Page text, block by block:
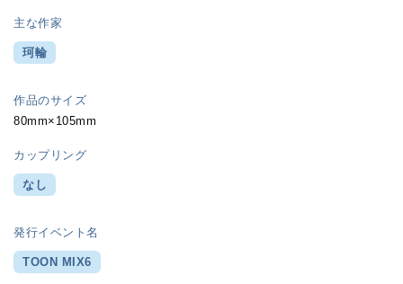
主な作家
珂輪
作品のサイズ
80mm×105mm
カップリング
なし
発行イベント名
TOON MIX6